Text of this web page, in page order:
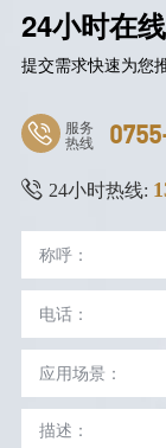
24小时在
提交需求快速为您
服务
热线
24小时热线: